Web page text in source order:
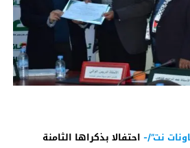
نت”/-احتفالا بذكراها الثامنة